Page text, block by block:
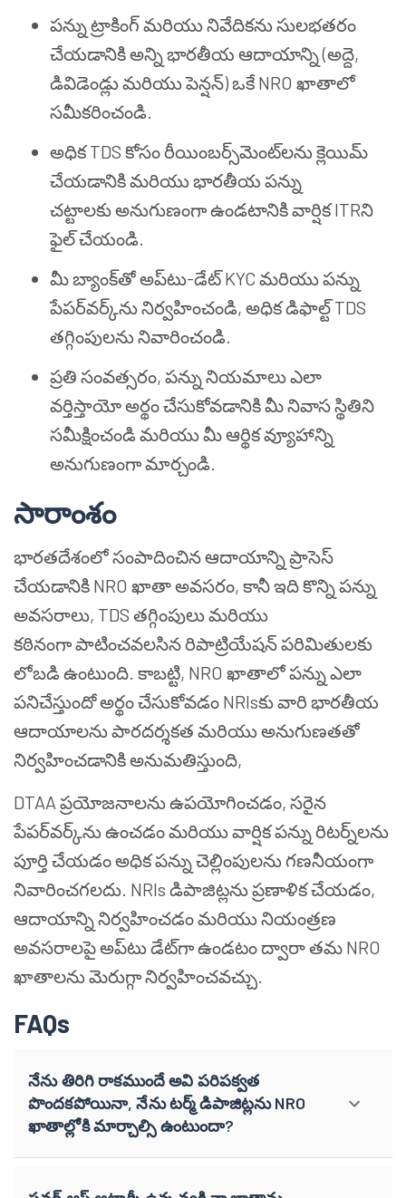
పన్ను ట్రాకింగ్ మరియు నివేదికను సులభతరం
చేయడానికి అన్ని భారతీయ ఆదాయాన్ని (అద్దె,
డివిడెండ్లు మరియు పెన్షన్) ఒకే NRO ఖాతాలో
సమీకరించండి.
అధిక TDS కోసం రీయింబర్స్‌మెంట్‌లను క్లెయిమ్
చేయడానికి మరియు భారతీయ పన్ను
చట్టాలకు అనుగుణంగా ఉండటానికి వార్షిక ITRని
ఫైల్ చేయండి.
మీ బ్యాంక్‌తో అప్‌టు-డేట్ KYC మరియు పన్ను
పేపర్‌వర్క్‌ను నిర్వహించండి, అధిక డిఫాల్ట్ TDS
తగ్గింపులను నివారించండి.
ప్రతి సంవత్సరం, పన్ను నియమాలు ఎలా
వర్తిస్తాయో అర్థం చేసుకోవడానికి మీ నివాస స్థితిని
సమీక్షించండి మరియు మీ ఆర్థిక వ్యూహాన్ని
అనుగుణంగా మార్చండి.
సారాంశం
భారతదేశంలో సంపాదించిన ఆదాయాన్ని ప్రాసెస్
చేయడానికి NRO ఖాతా అవసరం, కానీ ఇది కొన్ని పన్ను
అవసరాలు, TDS తగ్గింపులు మరియు
కఠినంగా పాటించవలసిన రిపాట్రియేషన్ పరిమితులకు
లోబడి ఉంటుంది. కాబట్టి, NRO ఖాతాలో పన్ను ఎలా
పనిచేస్తుందో అర్థం చేసుకోవడం NRIsకు వారి భారతీయ
ఆదాయాలను పారదర్శకత మరియు అనుగుణతతో
నిర్వహించడానికి అనుమతిస్తుంది,
DTAA ప్రయోజనాలను ఉపయోగించడం, సరైన
పేపర్‌వర్క్‌ను ఉంచడం మరియు వార్షిక పన్ను రిటర్న్‌లను
పూర్తి చేయడం అధిక పన్ను చెల్లింపులను గణనీయంగా
నివారించగలదు. NRIs డిపాజిట్లను ప్రణాళిక చేయడం,
ఆదాయాన్ని నిర్వహించడం మరియు నియంత్రణ
అవసరాలపై అప్‌టు డేట్‌గా ఉండటం ద్వారా తమ NRO
ఖాతాలను మెరుగ్గా నిర్వహించవచ్చు.
FAQs
నేను తిరిగి రాకముందే అవి పరిపక్వత
పొందకపోయినా, నేను టర్మ్ డిపాజిట్లను NRO
ఖాతాల్లోకి మార్చాల్సి ఉంటుందా?